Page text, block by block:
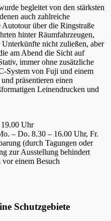
begleitet von den stärksten
auch zahlreiche
über die Ringstraße
hinter Räumfahrzeugen,
nicht zuließen, aber
am Abend die Sicht auf
immer ohne zusätzliche
System von Fuji und einem
präsentieren einen
Leinendrucken und
Uhr
– Do. 8.30 – 16.00 Uhr, Fr.
(durch Tagungen oder
zur Ausstellung behindert
einem Besuch
Schutzgebiete